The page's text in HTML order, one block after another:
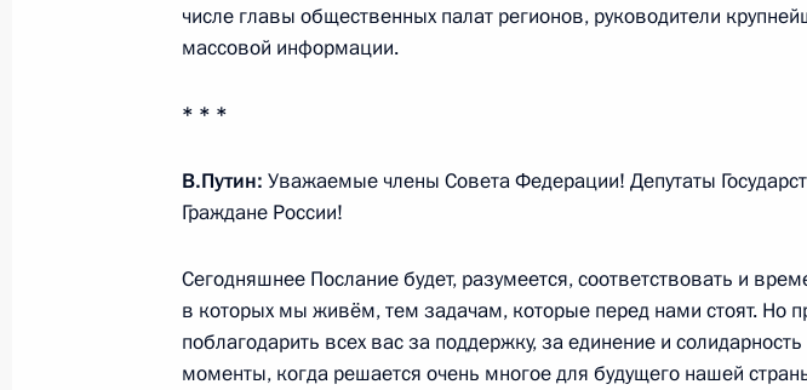
20 февраля 2019 года, среда
Послание Президента Федеральному Собранию
Послание Президента Федеральному Собранию
1 марта 2018 года, 14:00 Москва
числе главы общественных палат регионов, руководители
массовой информации.
* * *
В.Путин: Уважаемые члены Совета Федерации! Депутаты
Граждане России!
Сегодняшнее Послание будет, разумеется, соответствовать и
в которых мы живём, тем задачам, которые перед нами стоят. Но
поблагодарить всех вас за поддержку, за единение и
моменты, когда решается очень многое для будущего нашей